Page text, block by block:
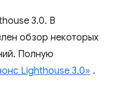
3.0. В
обзор некоторых
Полную
Lighthouse 3.0» .